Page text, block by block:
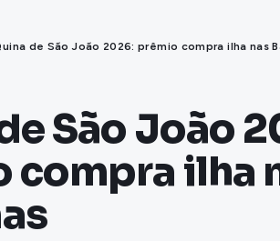
de São João 2026: prêmio compra ilha nas
São João
compra ilha